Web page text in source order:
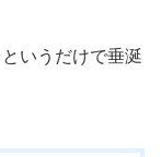
いうだけで垂涎